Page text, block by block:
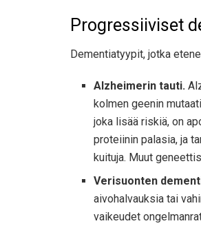
Progressiiviset
Dementiatyypit, jotka
Alzheimerin tauti.
kolmen geenin
joka lisää riskiä, ​​on
proteiinin palasia, ja
kuituja. Muut
Verisuonten
aivohalvauksia tai
vaikeudet